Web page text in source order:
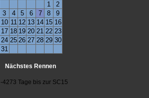
1
2
3
4 5 6 7 8
9
10 11 12 13 14 15 16
17 18 19 20 21 22 23
24 25 26 27 28 29 30
31
Nächstes Rennen
-4273 Tage bis zur SC15